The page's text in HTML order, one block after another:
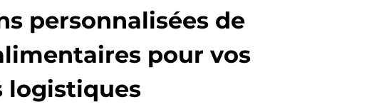
personnalisées de
pour vos
logistiques